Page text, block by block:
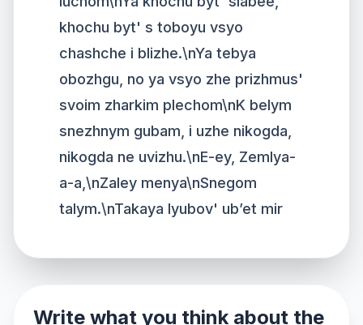
khochu byt' s toboyu vsyo
chashche i blizhe.\nYa tebya
obozhgu, no ya vsyo zhe prizhmus'
svoim zharkim plechom\nK belym
snezhnym gubam, i uzhe nikogda,
nikogda ne uvizhu.\nE-ey, Zemlya-
a-a,\nZaley menya\nSnegom
talym.\nTakaya lyubov' ub’et mir
Write what you think about the